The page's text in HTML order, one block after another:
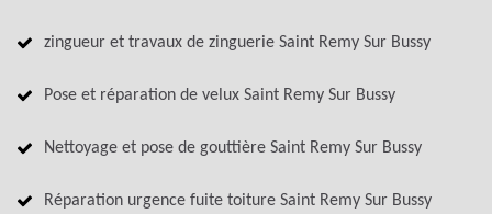
zingueur et travaux de zinguerie Saint Remy Sur Bussy
Pose et réparation de velux Saint Remy Sur Bussy
Nettoyage et pose de gouttière Saint Remy Sur Bussy
Réparation urgence fuite toiture Saint Remy Sur Bussy